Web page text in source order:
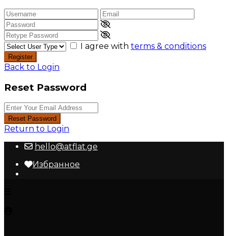
I agree with terms & conditions
Register
Back to Login
Reset Password
Reset Password
Return to Login
hello@atflat.ge
Избранное